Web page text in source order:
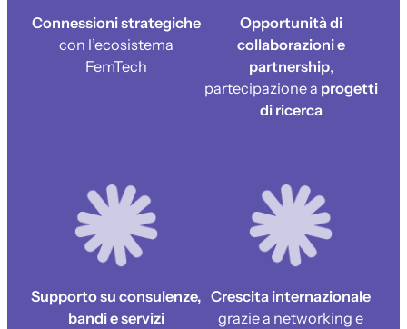
Connessioni strategiche
con l’ecosistema
FemTech
Opportunità di
collaborazioni e
partnership,
partecipazione a progetti
di ricerca
Supporto su consulenze,
bandi e servizi
Crescita internazionale
grazie a networking e